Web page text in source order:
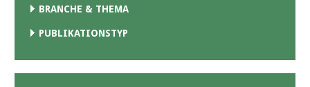
BRANCHE & THEMA
PUBLIKATIONSTYP